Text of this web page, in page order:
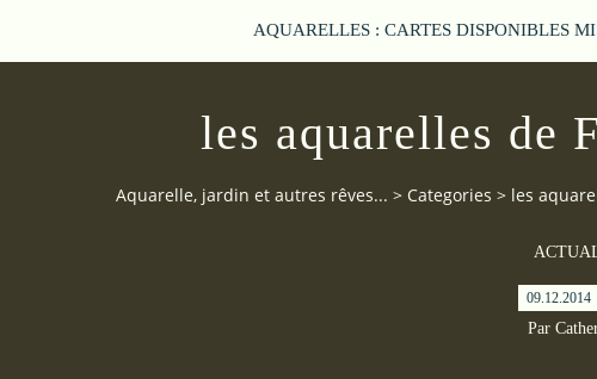
AQUARELLES : CARTES DISPONIBLES
les aquarelles de
Aquarelle, jardin et autres rêves... > Categories > les
09.12.2014
Par